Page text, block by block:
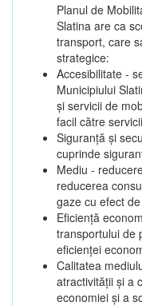
Planul de
Slatina are ca
transport, care
strategice:
Accesibilitate -
Municipiului
și servicii de
facil către
Siguranță și
cuprinde
Mediu -
reducerea
gaze cu efect
Eficiență
transportului de
eficienței
Calitatea
atractivității și a
economiei și a